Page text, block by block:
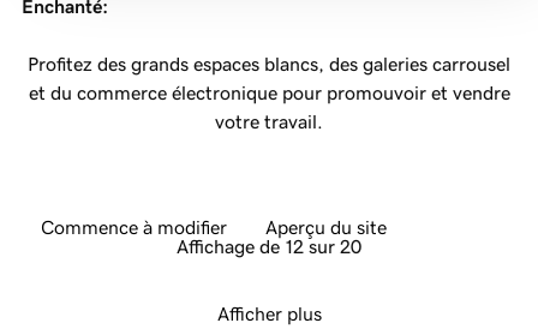
Enchanté:
Profitez des grands espaces blancs, des galeries carrousel
et du commerce électronique pour promouvoir et vendre
votre travail.
Commence à modifier
Aperçu du site
Affichage de 12 sur 20
Afficher plus